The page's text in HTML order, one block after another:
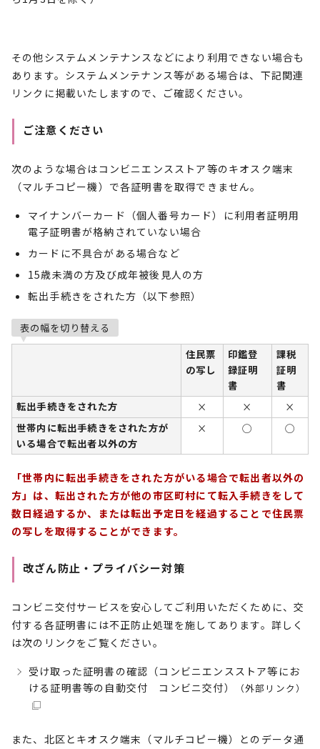
その他システムメンテナンスなどにより利用できない場合も
あります。システムメンテナンス等がある場合は、下記関連
リンクに掲載いたしますので、ご確認ください。
ご注意ください
次のような場合はコンビニエンスストア等のキオスク端末
（マルチコピー機）で各証明書を取得できません。
マイナンバーカード（個人番号カード）に利用者証明用
電子証明書が格納されていない場合
カードに不具合がある場合など
15歳未満の方及び成年被後見人の方
転出手続きをされた方（以下参照）
表の幅を切り替える
住民票
の写し
印鑑登
録証明
書
課税
証明
書
転出手続きをされた方
× ×
×
世帯内に転出手続きをされた方が
いる場合で転出者以外の方
× ◯ ◯
「世帯内に転出手続きをされた方がいる場合で転出者以外の
方」は、転出された方が他の市区町村にて転入手続きをして
数日経過するか、または転出予定日を経過することで住民票
の写しを取得することができます。
改ざん防止・プライバシー対策
コンビニ交付サービスを安心してご利用いただくために、交
付する各証明書には不正防止処理を施してあります。詳しく
は次のリンクをご覧ください。
受け取った証明書の確認（コンビニエンスストア等にお
ける証明書等の自動交付 コンビニ交付）
（外部リンク）
また、北区とキオスク端末（マルチコピー機）とのデータ通